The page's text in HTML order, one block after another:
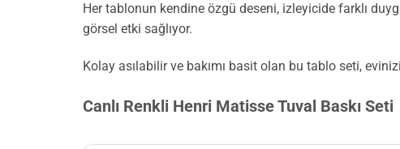
Her tablonun kendine özgü deseni, izleyicide farklı
görsel etki sağlıyor.
Kolay asılabilir ve bakımı basit olan bu tablo seti,
Canlı Renkli Henri Matisse Tuval Baskı Seti